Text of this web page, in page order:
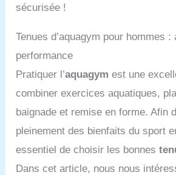
combishort
bain soluble
bain femme
maillot bain
bronzant
string
femme
anti marque
sécurisée !
Tenues d’aquagym pour hommes
performance
Pratiquer l’aquagym est une
combiner exercices aquatiques,
baignade et remise en forme. Afin
pleinement des bienfaits du sport
essentiel de choisir les bonnes
Dans cet article, nous nous